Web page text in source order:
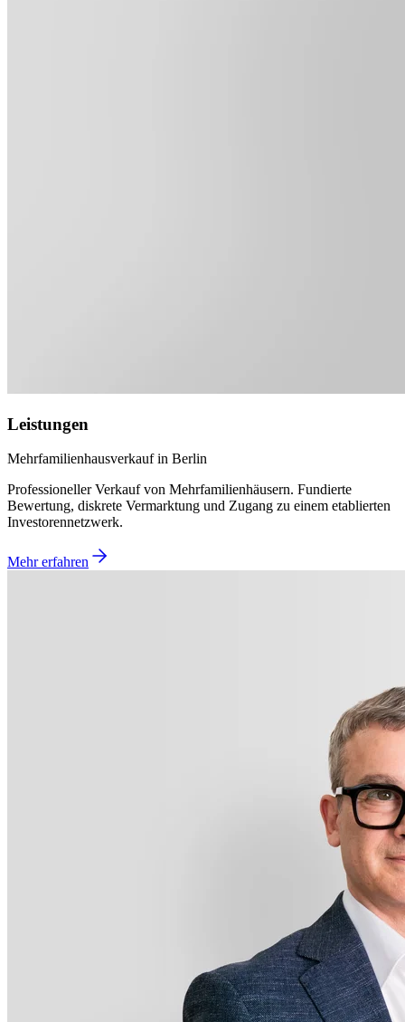
Leistungen
Mehrfamilienhausverkauf in Berlin
Professioneller Verkauf von Mehrfamilienhäusern. Fundierte
Bewertung, diskrete Vermarktung und Zugang zu einem etablierten
Investorennetzwerk.
Mehr erfahren